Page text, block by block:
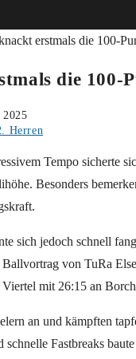
die
2025
Herren
Tempo sicherte
Besonders
sich jedoch schnell
von TuRa
Viertel mit 26:15 an
an und kämpften
Fastbreaks